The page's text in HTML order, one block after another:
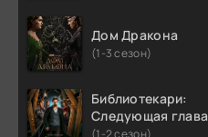
Дом Дракона
(1-3 сезон)
Библиотекари:
Следующая глава